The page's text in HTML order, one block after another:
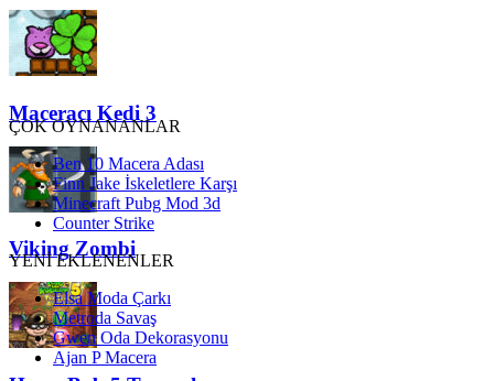
Maceracı Kedi 3
Viking Zombi
ÇOK OYNANANLAR
Ben 10 Macera Adası
Finn Jake İskeletlere Karşı
Minecraft Pubg Mod 3d
Counter Strike
YENİ EKLENENLER
Elsa Moda Çarkı
Metroda Savaş
Gwen Oda Dekorasyonu
Ajan P Macera